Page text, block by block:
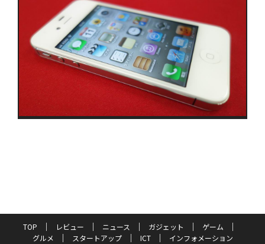
TOP レビュー ニュース ガジェット
ゲーム
グルメ
スタートアップ ICT
インフォメーション